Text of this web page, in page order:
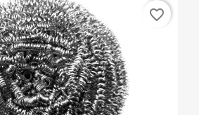
favorite_border